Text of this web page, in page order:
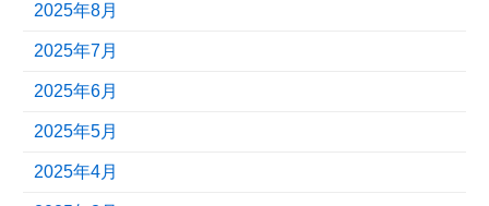
2025年8月
2025年7月
2025年6月
2025年5月
2025年4月